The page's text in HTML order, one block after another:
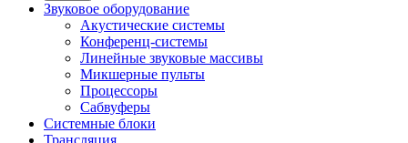
Звуковое оборудование
Акустические системы
Конференц-системы
Линейные звуковые массивы
Микшерные пульты
Процессоры
Сабвуферы
Системные блоки
Трансляция